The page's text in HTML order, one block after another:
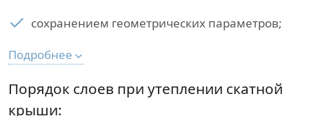
сохранением геометрических параметров;
Подробнее
Порядок слоев при утеплении скатной
крыши: